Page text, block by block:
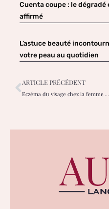
Cuenta coupe : le
affirmé
L’astuce beauté
votre peau au quotidien
ARTICLE PRÉCÉDENT
Eczéma du visage chez la femme : apaiser l’inconfort et retrouver confiance au quotidien